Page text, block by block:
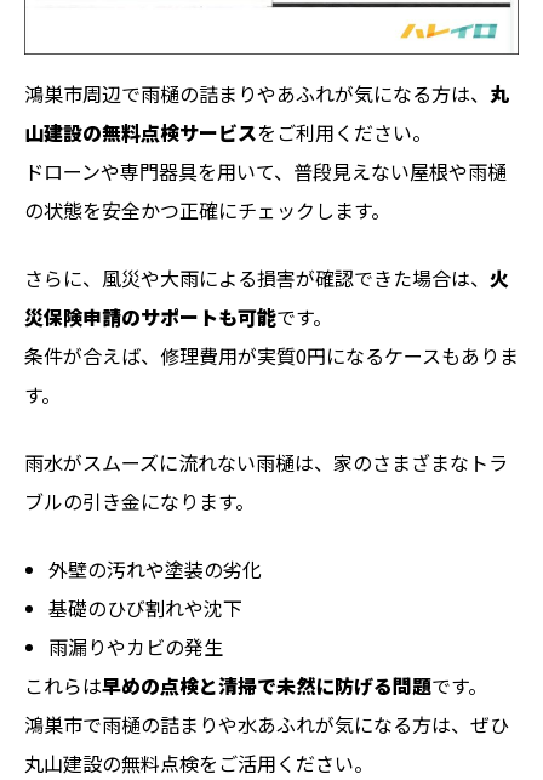
鴻巣市周辺で雨樋の詰まりやあふれが気になる方は、 丸
山建設の無料点検サービスをご利用ください。
ドローンや専門器具を用いて、普段見えない屋根や雨樋
の状態を安全かつ正確にチェックします。
さらに、風災や大雨による損害が確認できた場合は、 火
災保険申請のサポートも可能です。
条件が合えば、修理費用が実質0円になるケースもありま
す。
雨水がスムーズに流れない雨樋は、家のさまざまなトラ
ブルの引き金になります。
外壁の汚れや塗装の劣化
基礎のひび割れや沈下
雨漏りやカビの発生
これらは早めの点検と清掃で未然に防げる問題です。
鴻巣市で雨樋の詰まりや水あふれが気になる方は、ぜひ
丸山建設の無料点検をご活用ください。